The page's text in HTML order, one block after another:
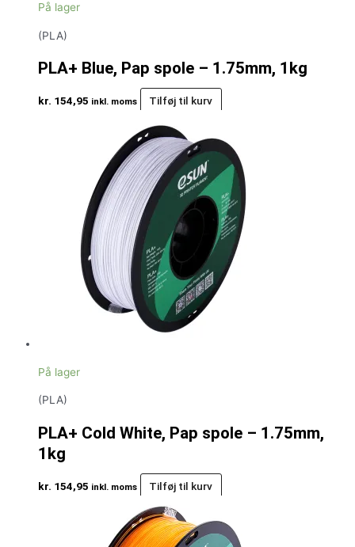
På lager
(PLA)
PLA+ Blue, Pap spole – 1.75mm, 1kg
kr. 154,95 inkl. moms Tilføj til kurv
På lager
(PLA)
PLA+ Cold White, Pap spole – 1.75mm,
1kg
kr. 154,95 inkl. moms Tilføj til kurv